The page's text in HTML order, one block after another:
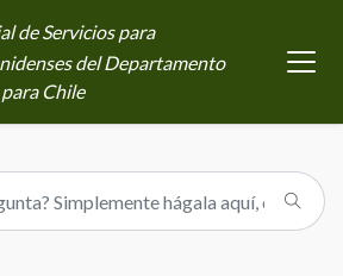
de Servicios para
del Departamento
Chile